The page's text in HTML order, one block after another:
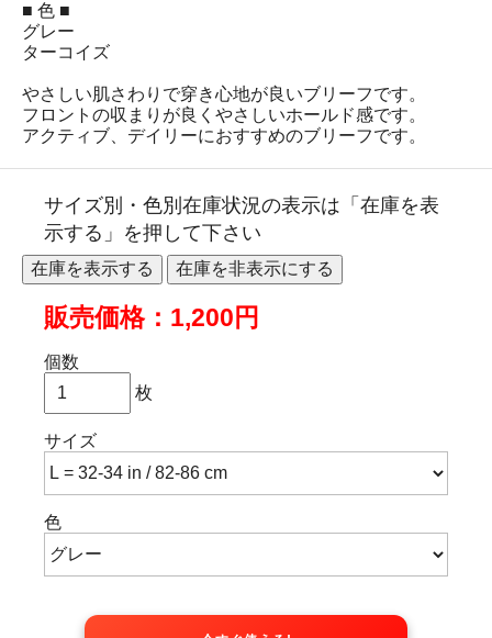
■ 色 ■
グレー
ターコイズ
やさしい肌さわりで穿き心地が良いブリーフです。
フロントの収まりが良くやさしいホールド感です。
アクティブ、デイリーにおすすめのブリーフです。
サイズ別・色別在庫状況の表示は「在庫を表
示する」を押して下さい
販売価格：1,200円
個数
枚
サイズ
色